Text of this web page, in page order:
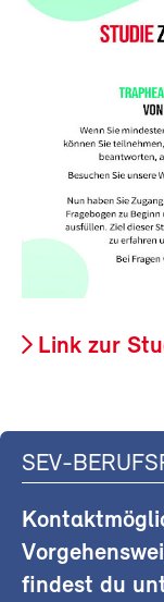
Link zur
SEV-
findest du